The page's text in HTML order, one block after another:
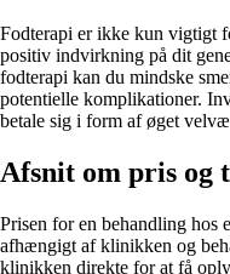
Fodterapi er ikke kun vigtigt
positiv indvirkning på dit
fodterapi kan du mindske
potentielle komplikationer.
betale sig i form af øget
Afsnit om pris og
Prisen for en behandling hos
afhængigt af klinikken og
klinikken direkte for at få